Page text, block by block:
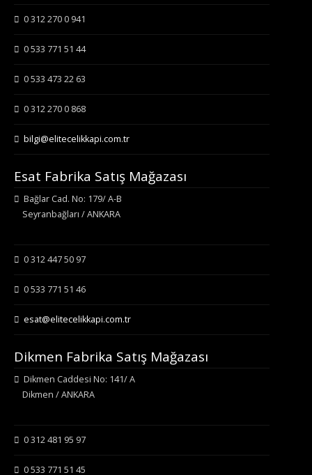
0 312 270 0 941
0 533 771 51 44
0 533 473 22 63
0 312 270 0 868
bilgi@elitecelikkapi.com.tr
Esat Fabrika Satış Mağazası
Bağlar Cad. No: 179/ A-B
Seyranbağları / ANKARA
0 312 447 50 97
0 533 771 51 46
esat@elitecelikkapi.com.tr
Dikmen Fabrika Satış Mağazası
Dikmen Caddesi No: 141/ A
Dikmen / ANKARA
0 312 481 95 97
0 533 771 51 45